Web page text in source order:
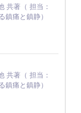
共著（ 担当：
痛と鎮静）
共著（ 担当：
痛と鎮静）